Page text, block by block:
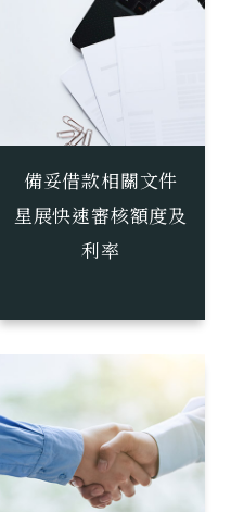
備妥借款相關文件
星展快速審核額度及
利率